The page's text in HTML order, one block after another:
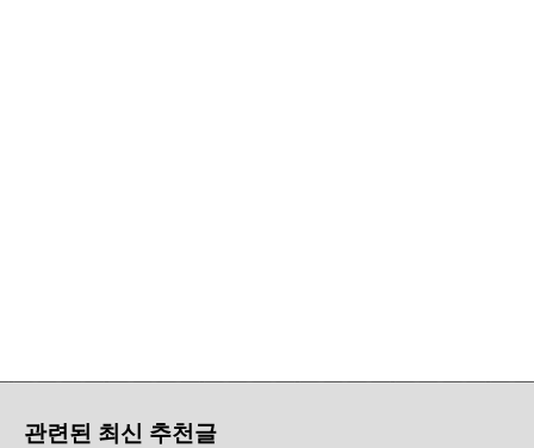
관련된 최신 추천글